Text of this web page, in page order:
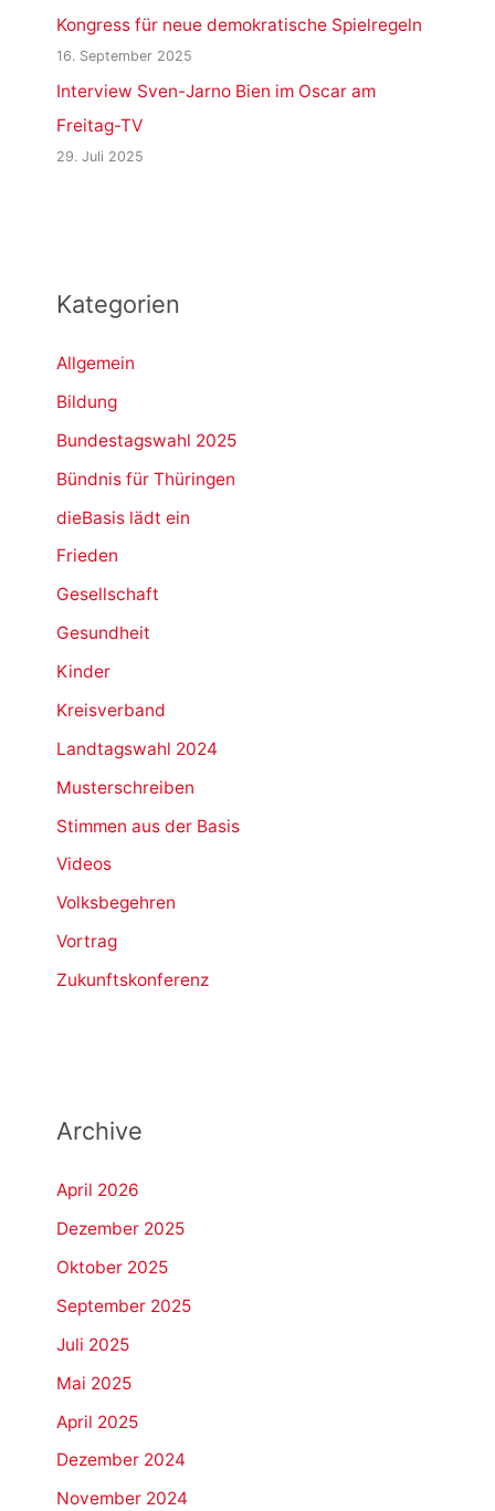
Kongress für neue demokratische Spielregeln
16. September 2025
Interview Sven-Jarno Bien im Oscar am
Freitag-TV
29. Juli 2025
Kategorien
Allgemein
Bildung
Bundestagswahl 2025
Bündnis für Thüringen
dieBasis lädt ein
Frieden
Gesellschaft
Gesundheit
Kinder
Kreisverband
Landtagswahl 2024
Musterschreiben
Stimmen aus der Basis
Videos
Volksbegehren
Vortrag
Zukunftskonferenz
Archive
April 2026
Dezember 2025
Oktober 2025
September 2025
Juli 2025
Mai 2025
April 2025
Dezember 2024
November 2024